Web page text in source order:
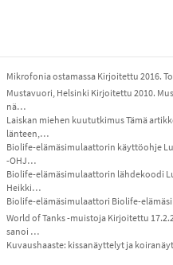
Mikrofonia ostamassa Kirjoitettu 2016.
Mustavuori, Helsinki Kirjoitettu 2010.
nä…
Laiskan miehen kuututkimus Tämä
länteen,…
Biolife-elämäsimulaattorin käyttöohje Lue
-OHJ…
Biolife-elämäsimulaattorin lähdekoodi
Heikki…
Biolife-elämäsimulaattori Biolife-
World of Tanks -muistoja Kirjoitettu
sanoi …
Kuvaushaaste: kissanäyttelyt ja